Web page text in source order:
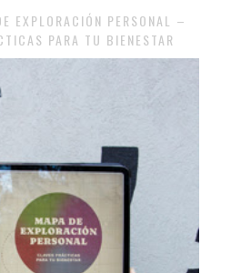
EXPLORACIÓN PERSONAL –
PARA TU BIENESTAR